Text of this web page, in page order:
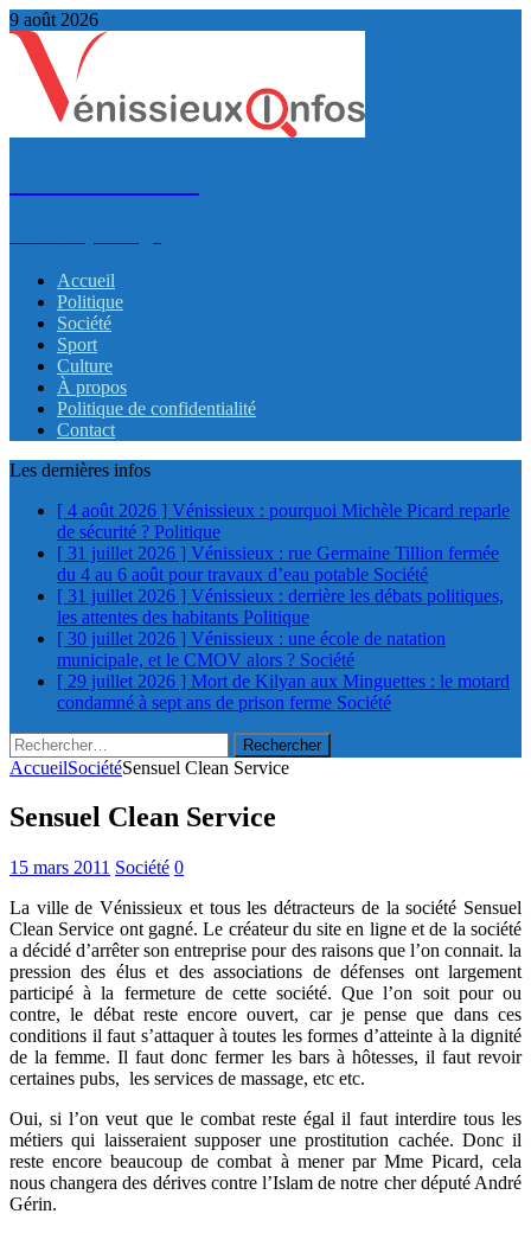
9 août 2026
Accueil
Politique
Société
Sport
Culture
À propos
Politique de confidentialité
Contact
Les dernières infos
[ 4 août 2026 ] Vénissieux : pourquoi Michèle Picard reparle
de sécurité ? Politique
[ 31 juillet 2026 ] Vénissieux : rue Germaine Tillion fermée
du 4 au 6 août pour travaux d’eau potable Société
[ 31 juillet 2026 ] Vénissieux : derrière les débats politiques,
les attentes des habitants Politique
[ 30 juillet 2026 ] Vénissieux : une école de natation
municipale, et le CMOV alors ? Société
[ 29 juillet 2026 ] Mort de Kilyan aux Minguettes : le motard
condamné à sept ans de prison ferme Société
Rechercher :
AccueilSociétéSensuel Clean Service
Sensuel Clean Service
15 mars 2011 Société 0
La ville de Vénissieux et tous les détracteurs de la société Sensuel
Clean Service ont gagné. Le créateur du site en ligne et de la société
a décidé d’arrêter son entreprise pour des raisons que l’on connait. la
pression des élus et des associations de défenses ont largement
participé à la fermeture de cette société. Que l’on soit pour ou
contre, le débat reste encore ouvert, car je pense que dans ces
conditions il faut s’attaquer à toutes les formes d’atteinte à la dignité
de la femme. Il faut donc fermer les bars à hôtesses, il faut revoir
certaines pubs, les services de massage, etc etc.
Oui, si l’on veut que le combat reste égal il faut interdire tous les
métiers qui laisseraient supposer une prostitution cachée. Donc il
reste encore beaucoup de combat à mener par Mme Picard, cela
nous changera des dérives contre l’Islam de notre cher député André
Gérin.